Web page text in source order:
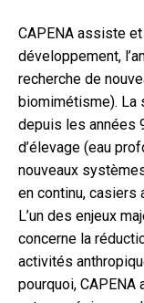
CAPENA assiste
développement,
recherche de
biomimétisme). La
depuis les années
d’élevage (eau
nouveaux
en continu, casiers
L’un des enjeux
concerne la
activités
pourquoi,